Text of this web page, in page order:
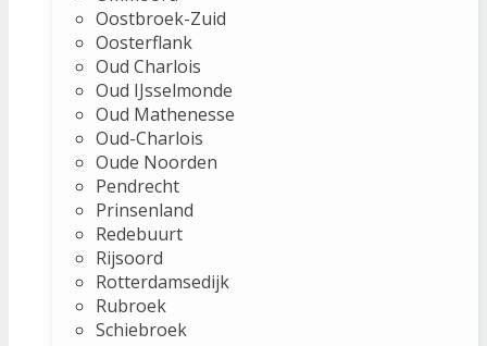
Oostbroek-Zuid
Oosterflank
Oud Charlois
Oud IJsselmonde
Oud Mathenesse
Oud-Charlois
Oude Noorden
Pendrecht
Prinsenland
Redebuurt
Rijsoord
Rotterdamsedijk
Rubroek
Schiebroek